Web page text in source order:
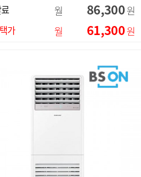
월 86,300원
가 월 61,300원